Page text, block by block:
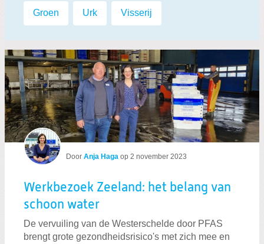
Labels:
Groen Urk Visserij
Door Anja Haga op 2 november 2023
Werkbezoek Zeeland: het belang van
schoon water
De vervuiling van de Westerschelde door PFAS
brengt grote gezondheidsrisico's met zich mee en